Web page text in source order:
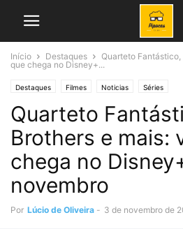
Início Destaques
Quarteto
que chega no Disney+...
Destaques Filmes Noticias Séries
Quarteto
Brothers e mais:
chega no
novembro
Por Lúcio de Oliveira - 3 de novembro de